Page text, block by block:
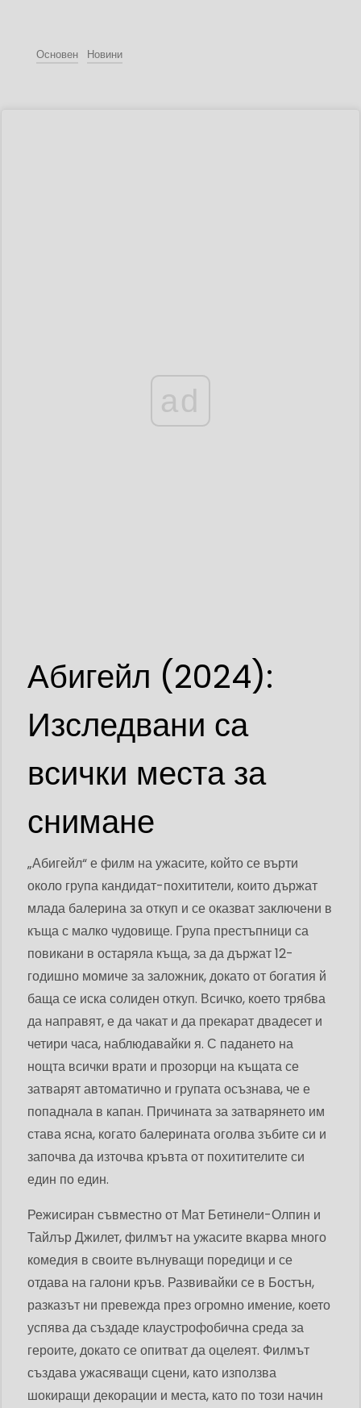
Основен Новини
ad
Абигейл (2024):
Изследвани са
всички места за
снимане
„Абигейл“ е филм на ужасите, който се върти
около група кандидат-похитители, които държат
млада балерина за откуп и се оказват заключени в
къща с малко чудовище. Група престъпници са
повикани в остаряла къща, за да държат 12-
годишно момиче за заложник, докато от богатия й
баща се иска солиден откуп. Всичко, което трябва
да направят, е да чакат и да прекарат двадесет и
четири часа, наблюдавайки я. С падането на
нощта всички врати и прозорци на къщата се
затварят автоматично и групата осъзнава, че е
попаднала в капан. Причината за затварянето им
става ясна, когато балерината оголва зъбите си и
започва да източва кръвта от похитителите си
един по един.
Режисиран съвместно от Мат Бетинели-Олпин и
Тайлър Джилет, филмът на ужасите вкарва много
комедия в своите вълнуващи поредици и се
отдава на галони кръв. Развивайки се в Бостън,
разказът ни превежда през огромно имение, което
успява да създаде клаустрофобична среда за
героите, докато се опитват да оцелеят. Филмът
създава ужасяващи сцени, като използва
шокиращи декорации и места, като по този начин